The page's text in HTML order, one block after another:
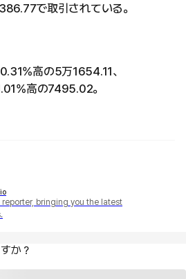
で取引されている。
高の5万1654.11、
高の7495.02。
bringing you the latest
か？